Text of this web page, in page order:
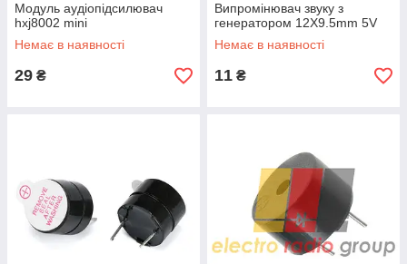
Модуль аудіопідсилювач
hxj8002 mini
Немає в наявності
29 ₴
Випромінювач звуку з
генератором 12Χ9.5mm 5V
Немає в наявності
11 ₴